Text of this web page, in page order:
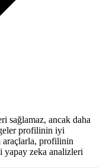
sağlamaz, ancak daha
profilinin iyi
araçlarla, profilinin
yapay zeka analizleri